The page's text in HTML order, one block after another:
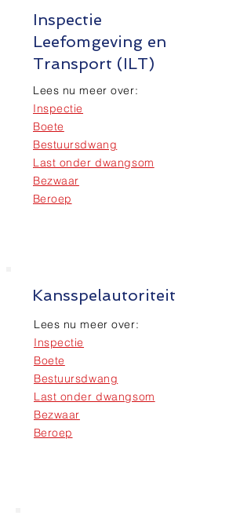
Inspectie
Leefomgeving en
Transport (ILT)
Lees nu meer over:
Inspectie
Boete
Bestuursdwang
Last onder dwangsom
Bezwaar
Beroep
Kansspelautoriteit
Lees nu meer over:
Inspectie
Boete
Bestuursdwang
Last onder dwangsom
Bezwaar
Beroep